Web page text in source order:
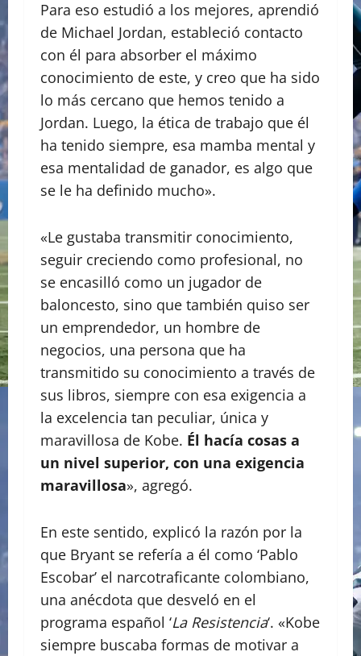
Para eso estudió a los mejores, aprendió
de Michael Jordan, estableció contacto
con él para absorber el máximo
conocimiento de este, y creo que ha sido
lo más cercano que hemos tenido a
Jordan. Luego, la ética de trabajo que él
ha tenido siempre, esa mamba mental y
esa mentalidad de ganador, es algo que
se le ha definido mucho».
«Le gustaba transmitir conocimiento,
seguir creciendo como profesional, no
se encasilló como un jugador de
baloncesto, sino que también quiso ser
un emprendedor, un hombre de
negocios, una persona que ha
transmitido su conocimiento a través de
sus libros, siempre con esa exigencia a
la excelencia tan peculiar, única y
maravillosa de Kobe. Él hacía cosas a
un nivel superior, con una exigencia
maravillosa», agregó.
En este sentido, explicó la razón por la
que Bryant se refería a él como ‘Pablo
Escobar’ el narcotraficante colombiano,
una anécdota que desveló en el
programa español ‘La Resistencia‘. «Kobe
siempre buscaba formas de motivar a